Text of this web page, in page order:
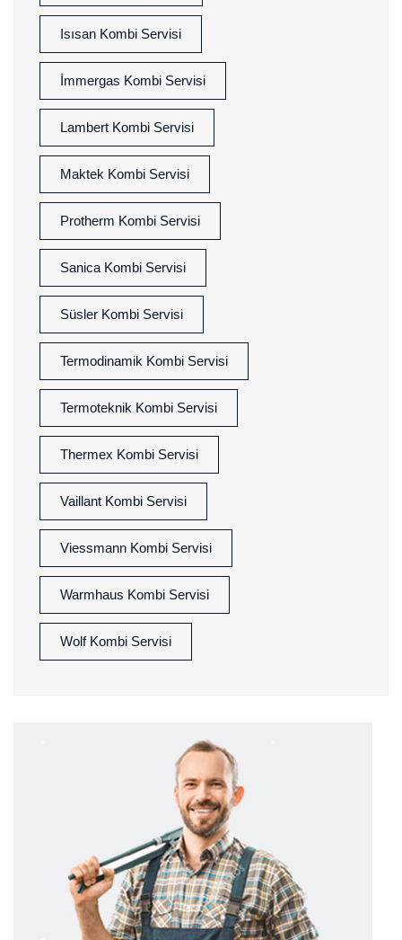
Isısan Kombi Servisi
İmmergas Kombi Servisi
Lambert Kombi Servisi
Maktek Kombi Servisi
Protherm Kombi Servisi
Sanica Kombi Servisi
Süsler Kombi Servisi
Termodinamik Kombi Servisi
Termoteknik Kombi Servisi
Thermex Kombi Servisi
Vaillant Kombi Servisi
Viessmann Kombi Servisi
Warmhaus Kombi Servisi
Wolf Kombi Servisi